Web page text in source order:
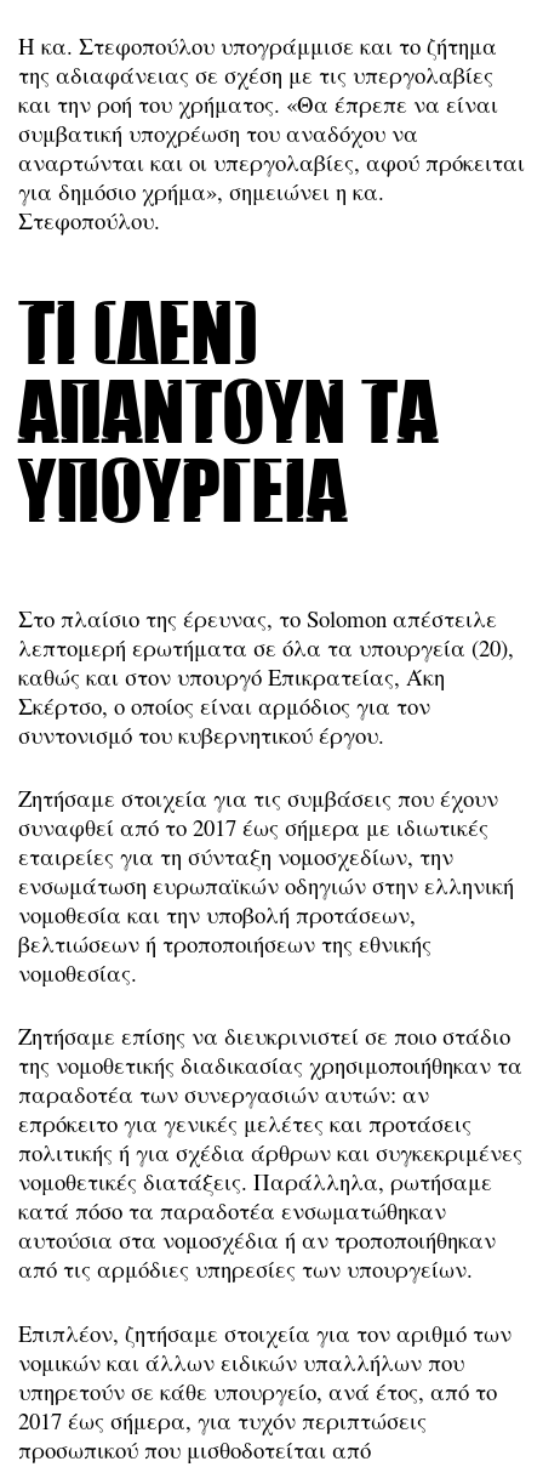
Η κα. Στεφοπούλου υπογράμμισε και το ζήτημα
της αδιαφάνειας σε σχέση με τις υπεργολαβίες
και την ροή του χρήματος. «Θα έπρεπε να είναι
συμβατική υποχρέωση του αναδόχου να
αναρτώνται και οι υπεργολαβίες, αφού πρόκειται
για δημόσιο χρήμα», σημειώνει η κα.
Στεφοπούλου.
Τι (δεν)
απαντούν τα
υπουργεία
Στο πλαίσιο της έρευνας, το Solomon απέστειλε
λεπτομερή ερωτήματα σε όλα τα υπουργεία (20),
καθώς και στον υπουργό Επικρατείας, Άκη
Σκέρτσο, ο οποίος είναι αρμόδιος για τον
συντονισμό του κυβερνητικού έργου.
Ζητήσαμε στοιχεία για τις συμβάσεις που έχουν
συναφθεί από το 2017 έως σήμερα με ιδιωτικές
εταιρείες για τη σύνταξη νομοσχεδίων, την
ενσωμάτωση ευρωπαϊκών οδηγιών στην ελληνική
νομοθεσία και την υποβολή προτάσεων,
βελτιώσεων ή τροποποιήσεων της εθνικής
νομοθεσίας.
Ζητήσαμε επίσης να διευκρινιστεί σε ποιο στάδιο
της νομοθετικής διαδικασίας χρησιμοποιήθηκαν τα
παραδοτέα των συνεργασιών αυτών: αν
επρόκειτο για γενικές μελέτες και προτάσεις
πολιτικής ή για σχέδια άρθρων και συγκεκριμένες
νομοθετικές διατάξεις. Παράλληλα, ρωτήσαμε
κατά πόσο τα παραδοτέα ενσωματώθηκαν
αυτούσια στα νομοσχέδια ή αν τροποποιήθηκαν
από τις αρμόδιες υπηρεσίες των υπουργείων.
Επιπλέον, ζητήσαμε στοιχεία για τον αριθμό των
νομικών και άλλων ειδικών υπαλλήλων που
υπηρετούν σε κάθε υπουργείο, ανά έτος, από το
2017 έως σήμερα, για τυχόν περιπτώσεις
προσωπικού που μισθοδοτείται από